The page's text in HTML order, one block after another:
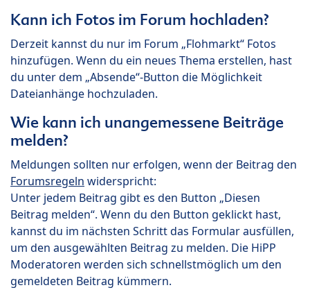
Kann ich Fotos im Forum hochladen?
Derzeit kannst du nur im Forum „Flohmarkt“ Fotos
hinzufügen. Wenn du ein neues Thema erstellen, hast
du unter dem „Absende“-Button die Möglichkeit
Dateianhänge hochzuladen.
Wie kann ich unangemessene Beiträge
melden?
Meldungen sollten nur erfolgen, wenn der Beitrag den
Forumsregeln widerspricht:
Unter jedem Beitrag gibt es den Button „Diesen
Beitrag melden“. Wenn du den Button geklickt hast,
kannst du im nächsten Schritt das Formular ausfüllen,
um den ausgewählten Beitrag zu melden. Die HiPP
Moderatoren werden sich schnellstmöglich um den
gemeldeten Beitrag kümmern.